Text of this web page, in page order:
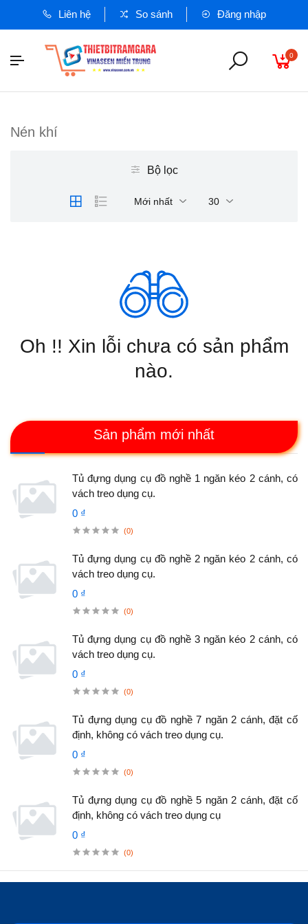
Liên hệ So sánh Đăng nhập
0
Sản phẩm mới nhất
Tủ đựng dụng cụ đồ nghề 1 ngăn kéo 2 cánh, có
vách treo dụng cụ.
0 ₫
(0)
Tủ đựng dụng cụ đồ nghề 2 ngăn kéo 2 cánh, có
vách treo dụng cụ.
0 ₫
(0)
Tủ đựng dụng cụ đồ nghề 3 ngăn kéo 2 cánh, có
vách treo dụng cụ.
0 ₫
(0)
Tủ đựng dụng cụ đồ nghề 7 ngăn 2 cánh, đặt cố
định, không có vách treo dụng cụ.
0 ₫
(0)
Tủ đựng dụng cụ đồ nghề 5 ngăn 2 cánh, đặt cố
định, không có vách treo dụng cụ
0 ₫
(0)
Nén khí
Bộ lọc
Mới nhất 30
Oh !! Xin lỗi chưa có sản phẩm
nào.